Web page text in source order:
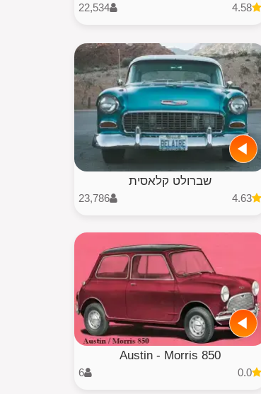
4.58
22,534
שברולט קלאסית
4.63
23,786
Austin - Morris 850
0.0
6